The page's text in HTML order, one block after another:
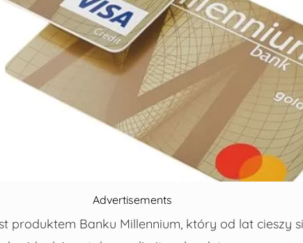
Advertisements
produktem Banku Millennium , który od lat cieszy